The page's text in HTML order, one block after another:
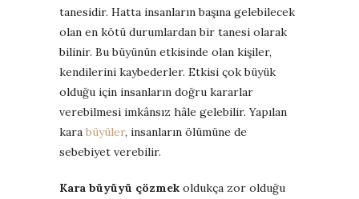
tanesidir. Hatta insanların başına gelebilecek
olan en kötü durumlardan bir tanesi olarak
bilinir. Bu büyünün etkisinde olan kişiler,
kendilerini kaybederler. Etkisi çok büyük
olduğu için insanların doğru kararlar
verebilmesi imkânsız hâle gelebilir. Yapılan
kara büyüler, insanların ölümüne de
sebebiyet verebilir.
Kara büyüyü çözmek oldukça zor olduğu